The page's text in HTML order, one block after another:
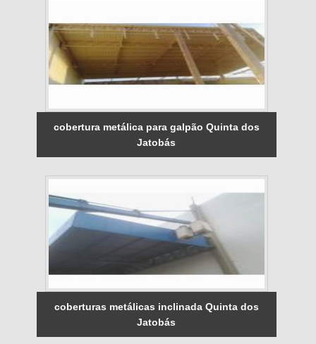
cobertura metálica para galpão Quinta dos
Jatobás
coberturas metálicas inclinada Quinta dos
Jatobás